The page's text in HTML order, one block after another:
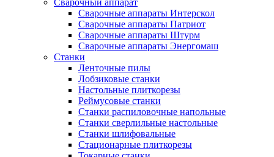
Сварочный аппарат
Сварочные аппараты Интерскол
Сварочные аппараты Патриот
Сварочные аппараты Штурм
Сварочные аппараты Энергомаш
Станки
Ленточные пилы
Лобзиковые станки
Настольные плиткорезы
Реймусовые станки
Станки распиловочные напольные
Станки сверлильные настольные
Станки шлифовальные
Стационарные плиткорезы